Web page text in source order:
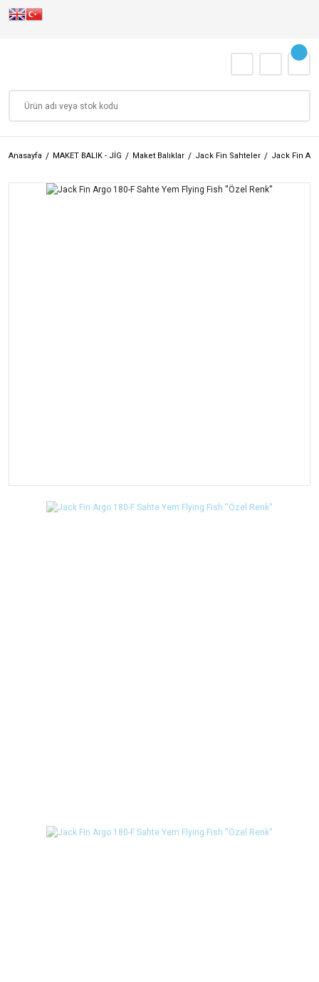
Anasayfa MAKET BALIK - JİG Maket Balıklar Jack Fin Sahteler Jack Fin